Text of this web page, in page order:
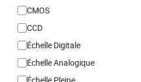
CMOS
CCD
Échelle Digitale
Échelle Analogique